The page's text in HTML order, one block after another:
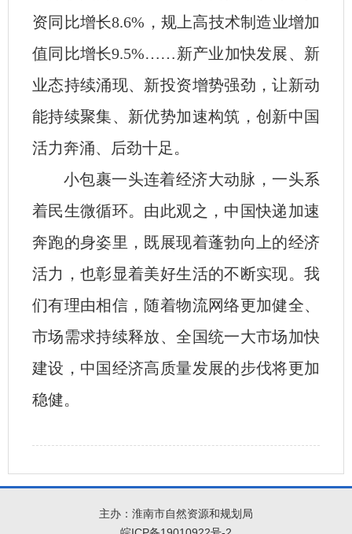
资同比增长8.6%，规上高技术制造业增加
值同比增长9.5%……新产业加快发展、新
业态持续涌现、新投资增势强劲，让新动
能持续聚集、新优势加速构筑，创新中国
活力奔涌、后劲十足。
小包裹一头连着经济大动脉，一头系
着民生微循环。由此观之，中国快递加速
奔跑的身姿里，既展现着蓬勃向上的经济
活力，也彰显着美好生活的不断实现。我
们有理由相信，随着物流网络更加健全、
市场需求持续释放、全国统一大市场加快
建设，中国经济高质量发展的步伐将更加
稳健。
主办：淮南市自然资源和规划局